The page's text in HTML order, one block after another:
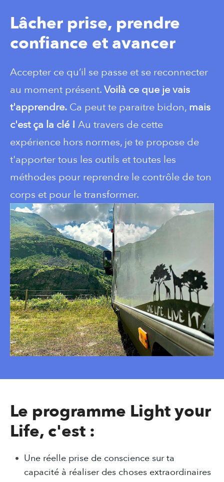
Lâcher prise, prendre
confiance et avancer
Accepter ce qu’il se passe et se reconnecter
au moment présent.Voilà ce que je vais
t'apprendre. Ca peut te paraitre bidon, mais
c'est ça la clé ! Au travers de cette
expérience hors normes, je te propose de
t'apporter tous les outils et toutes les
méthodes pour reprendre le contrôle de ton
corps et pour le transformer.
Le programme Light your
Life, c'est :
Une réelle prise de conscience sur ta
capacité à réaliser des choses extraordinaires